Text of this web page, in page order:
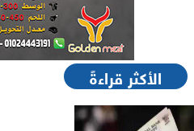
الأكثر قراءةً